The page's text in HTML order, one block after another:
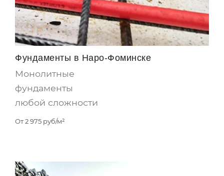
Фундаменты в Наро-Фоминске
Монолитные
фундаменты
любой сложности
От2 975 руб/м²